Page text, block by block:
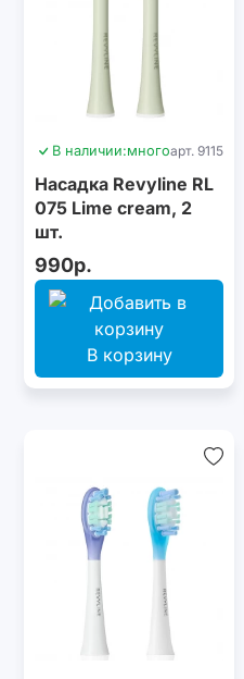
В наличии:многоарт. 9115
Насадка Revyline RL
075 Lime cream, 2
шт.
990р.
В корзину